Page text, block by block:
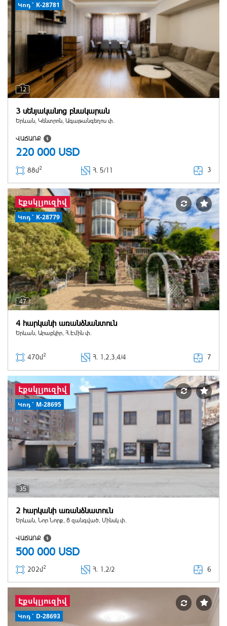
12
Կոդ` K-28781
3 սենյականոց բնակարան
Երևան, Կենտրոն, Ագաթանգեղոս փ.
ՎԱՃԱՌՔ
220 000 USD
88մ2 Հ. 5/11 3
47
Կոդ` K-28779
Էքսկլյուզիվ
4 հարկանի առանձնանտուն
Երևան, Արաբկիր, Հ.Էմին փ.
470մ2 Հ. 1,2,3,4/4 7
35
Կոդ` M-28695
Էքսկլյուզիվ
2 հարկանի առանձնատուն
Երևան, Նոր Նորք, 8 զանգված, Մինսկ փ.
ՎԱՃԱՌՔ
500 000 USD
202մ2 Հ. 1,2/2 6
Կոդ` D-28693
Էքսկլյուզիվ